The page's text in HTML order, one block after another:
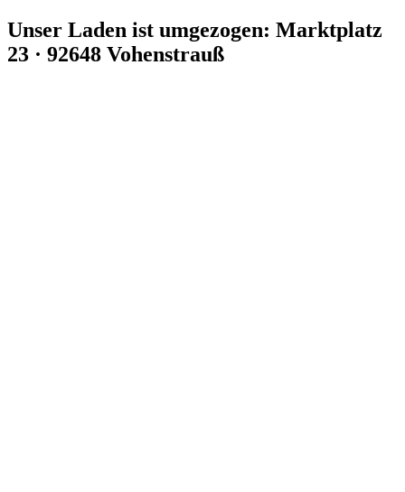
Zum
Inhalt
springen
Unser Laden ist umgezogen: Marktplatz
23 · 92648 Vohenstrauß